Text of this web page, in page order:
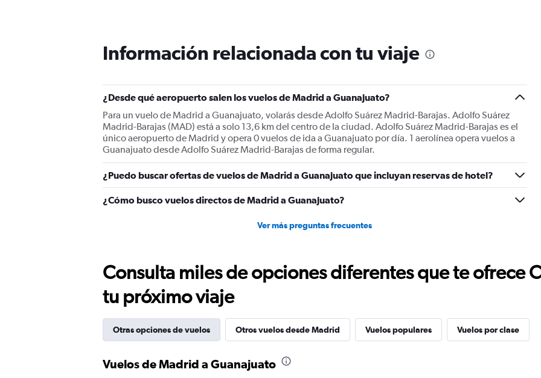
chart
has
Y
axis
displaying
Number
of
flights.
Range:
0
to
2.4.
Información relacionada con tu viaje
¿Desde qué aeropuerto salen los vuelos de Madrid a Guanajuato?
Para un vuelo de Madrid a Guanajuato, volarás desde Adolfo Suárez Madrid-Barajas. Adolfo Suárez
Madrid-Barajas (MAD) está a solo 13,6 km del centro de la ciudad. Adolfo Suárez Madrid-Barajas es el
único aeropuerto de Madrid y opera 0 vuelos de ida a Guanajuato por día. 1 aerolínea opera vuelos a
Guanajuato desde Adolfo Suárez Madrid-Barajas de forma regular.
¿Puedo buscar ofertas de vuelos de Madrid a Guanajuato que incluyan reservas de hotel?
¿Cómo busco vuelos directos de Madrid a Guanajuato?
Ver más preguntas frecuentes
Consulta miles de opciones diferentes que te ofrece
tu próximo viaje
Otras opciones de vuelos Otros vuelos desde Madrid Vuelos populares Vuelos por clase
Vuelos de Madrid a Guanajuato